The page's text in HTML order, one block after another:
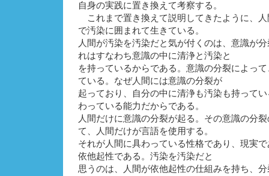
自身の実践に置き換えて考察する。
これまで置き換えて説明してきたように、
で汚染に囲まれて生きている。
人間が汚染を汚染だと気が付くのは、意識が
れはすなわち意識の中に清浄と汚染と
を持っているからである。意識の分裂によっ
ている。なぜ人間には意識の分裂が
起っており、自分の中に清浄も汚染も持って
わっている能力だからである。
人間だけに意識の分裂が起る。その意識の分
て、人間だけが言語を使用する。
それが人間に具わっている性格であり、現実
依他起性である。汚染を汚染だと
思うのは、人間が依他起性の仕組みを持ち、